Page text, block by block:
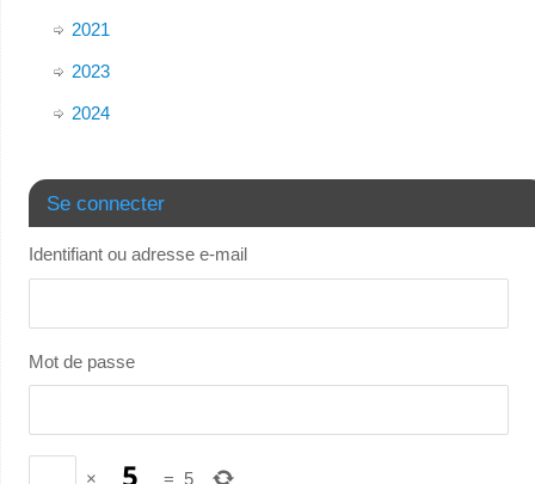
2021
2023
2024
Se connecter
Identifiant ou adresse e-mail
Mot de passe
× = 5